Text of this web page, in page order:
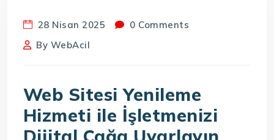
28 Nisan 2025
0 Comments
By WebAcil
Web Sitesi Yenileme
Hizmeti ile İşletmenizi